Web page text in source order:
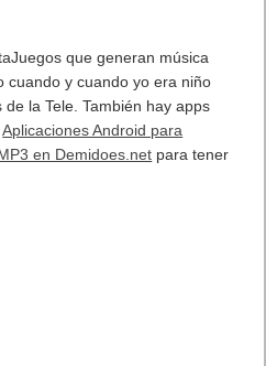
que generan música
cuando y cuando yo era niño
la Tele. También hay apps
Aplicaciones Android para
en Demidoes.net para tener